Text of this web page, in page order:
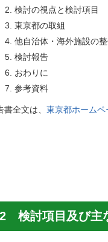
検討の視点と検討項目
東京都の取組
他自治体・海外施設の整
検討報告
おわりに
参考資料
書全文は、 東京都ホームペ
2 検討項目及び主